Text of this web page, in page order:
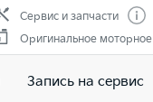
Сервис и запчасти
Оригинальное
Запись на сервис